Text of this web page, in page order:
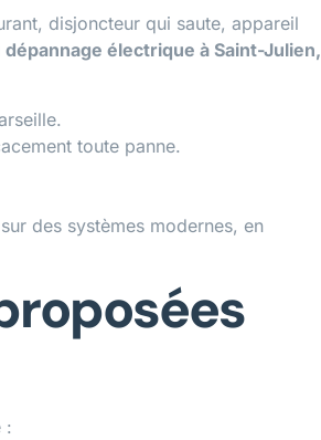
disjoncteur qui saute, appareil
dépannage électrique à Saint-Julien,
toute panne.
des systèmes modernes, en
: